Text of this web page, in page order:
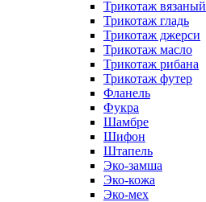
Трикотаж вязаный
Трикотаж гладь
Трикотаж джерси
Трикотаж масло
Трикотаж рибана
Трикотаж футер
Фланель
Фукра
Шамбре
Шифон
Штапель
Эко-замша
Эко-кожа
Эко-мех